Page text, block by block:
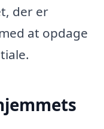
der er
at opdage